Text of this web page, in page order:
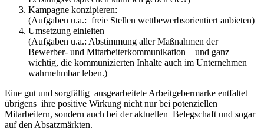
Kampagne konzipieren:
(Aufgaben u.a.: freie Stellen wettbewerbsorientiert anbieten)
Umsetzung einleiten
(Aufgaben u.a.: Abstimmung aller Maßnahmen der
Bewerber- und Mitarbeiterkommunikation – und ganz
wichtig, die kommunizierten Inhalte auch im Unternehmen
wahrnehmbar leben.)
Eine gut und sorgfältig ausgearbeitete Arbeitgebermarke entfaltet
übrigens ihre positive Wirkung nicht nur bei potenziellen
Mitarbeitern, sondern auch bei der aktuellen Belegschaft und sogar
auf den Absatzmärkten.